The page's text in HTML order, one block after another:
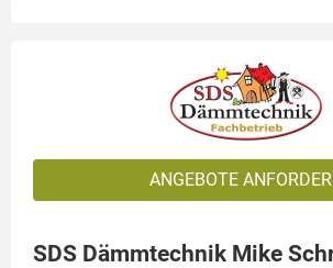
ANGEBOTE
SDS Dämmtechnik Mike